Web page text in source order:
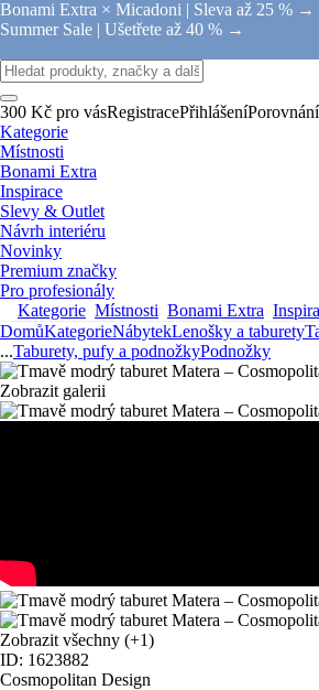
Bonami Extra × Micadoni | Sleva až 25 % →
Summer Sale | Ušetřete až 40 % →
300 Kč pro vásRegistracePřihlášeníPorovnání
Kategorie
Místnosti
Bonami Extra
Inspirace
Slevy & Outlet
Návrh interiéru
Novinky
Premium značky
Pro profesionály
Kategorie Místnosti Bonami Extra
DomůKategorieNábytekLenošky a taburety
...Taburety, pufy a podnožkyPodnožky
Zobrazit galerii
Zobrazit všechny (+1)
ID: 1623882
Cosmopolitan Design